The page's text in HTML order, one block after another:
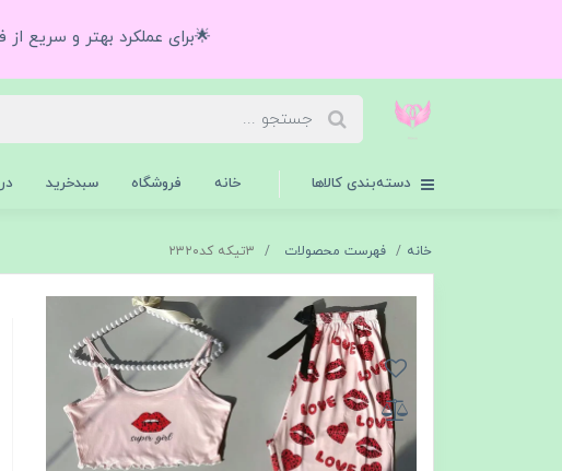
🌟برای عملکرد بهتر و سریع
دسته‌بندی کالاها خانه فروشگاه سبدخرید
خانه فهرست محصولات ۳تیکه کد۲۳۲۰